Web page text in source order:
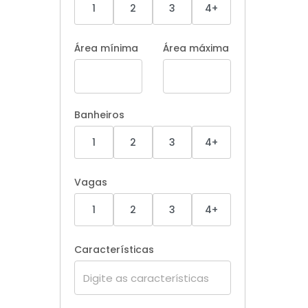
1
2 3 4+
Área mínima Área máxima
Banheiros
1
2 3 4+
Vagas
1
2 3 4+
Características